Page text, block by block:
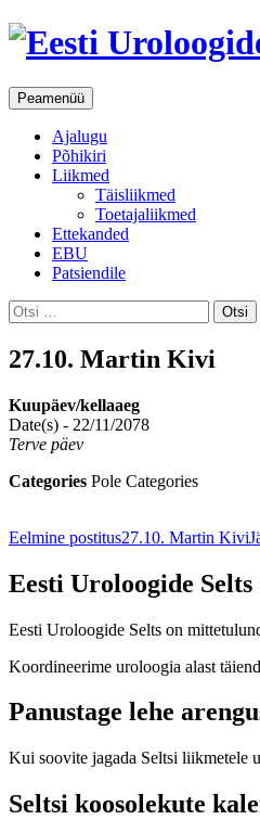
OtsiPeamenüü Liigu
sisu
juurde
Ajalugu
Põhikiri
Liikmed
Täisliikmed
Toetajaliikmed
Ettekanded
EBU
Patsiendile
Otsi:
27.10. Martin Kivi
Kuupäev/kellaaeg
Date(s) - 22/11/2078
Terve päev
Categories Pole Categories
Postituste
töölaud
Eelmine postitus27.10. Martin Kivi
Eesti Uroloogide Selts
Eesti Uroloogide Selts on
Koordineerime uroloogia alast
Panustage lehe
Kui soovite jagada Seltsi liikmetele
Seltsi koosolekute